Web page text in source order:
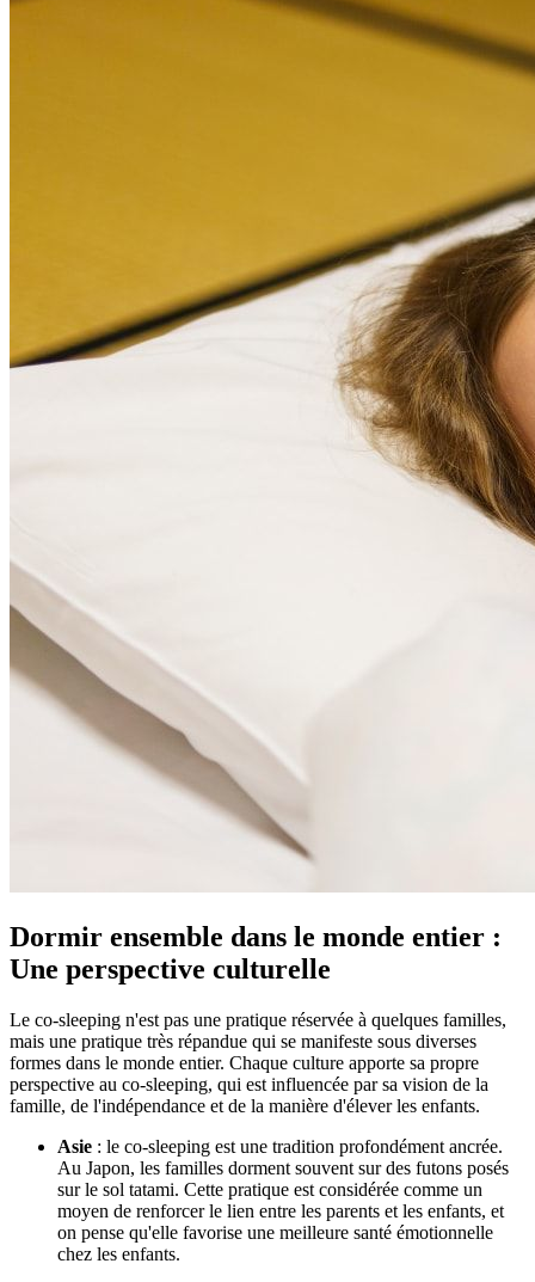
Dormir ensemble dans le monde entier :
Une perspective culturelle
Le co-sleeping n'est pas une pratique réservée à quelques familles,
mais une pratique très répandue qui se manifeste sous diverses
formes dans le monde entier. Chaque culture apporte sa propre
perspective au co-sleeping, qui est influencée par sa vision de la
famille, de l'indépendance et de la manière d'élever les enfants.
Asie : le co-sleeping est une tradition profondément ancrée.
Au Japon, les familles dorment souvent sur des futons posés
sur le sol tatami. Cette pratique est considérée comme un
moyen de renforcer le lien entre les parents et les enfants, et
on pense qu'elle favorise une meilleure santé émotionnelle
chez les enfants.